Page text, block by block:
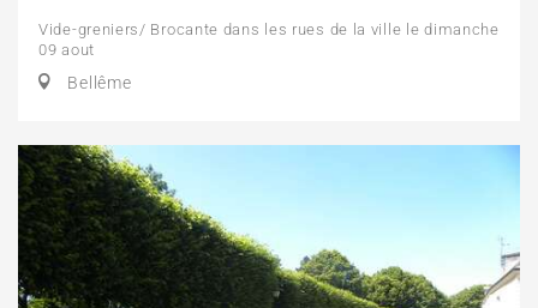
Vide-greniers/ Brocante dans les rues de la ville le dimanche
09 aout
Bellême